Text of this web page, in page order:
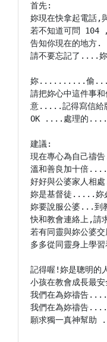
首先:
妳現在快拿起電話,
若不知道可問
告知你現在的地方.
請不要忘記了....
妳..........偷
請把妳心中這件事
意.....記得寫信給
OK ....處理的....
建議:
現在專心為自己
溫和善良加十倍
好好與公婆家人相
妳是基督徒.....妳
妳要說服公婆...到
快和教會連絡上,請
若有同靈與妳公
多多從同靈身上學
記得喔!妳是聰明
小孩在教會成長
我們在為妳禱告
我們在為妳禱告
願求獨一真